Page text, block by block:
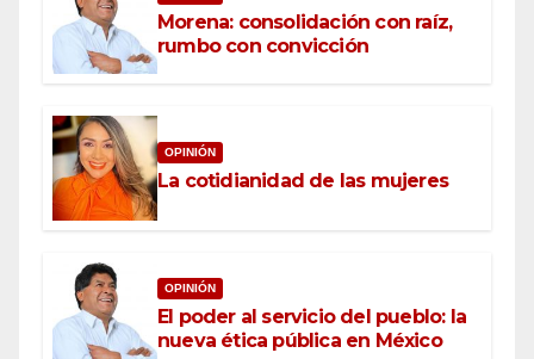
Morena: consolidación con raíz,
rumbo con convicción
OPINIÓN
La cotidianidad de las mujeres
OPINIÓN
El poder al servicio del pueblo: la
nueva ética pública en México